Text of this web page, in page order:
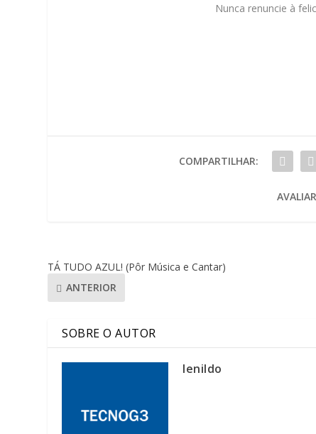
Nunca renuncie à
COMPARTILHAR:
TÁ TUDO AZUL! (Pôr Música e Cantar)
ANTERIOR
SOBRE O AUTOR
lenildo